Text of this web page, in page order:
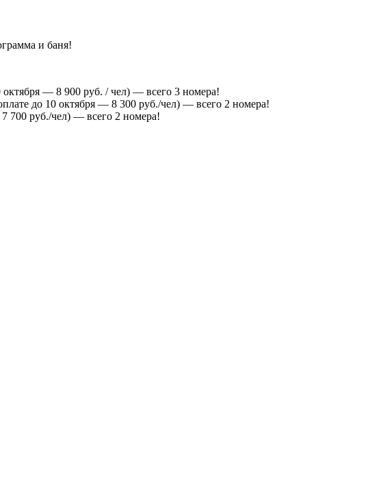
и баня!
— 8 900 руб. / чел) — всего 3 номера!
до 10 октября — 8 300 руб./чел) — всего 2 номера!
700 руб./чел) — всего 2 номера!